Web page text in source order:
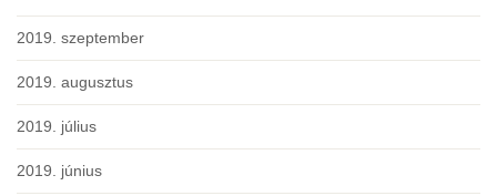
2019. szeptember
2019. augusztus
2019. július
2019. június